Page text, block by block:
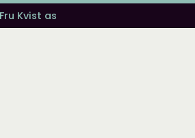
Fru Kvist as